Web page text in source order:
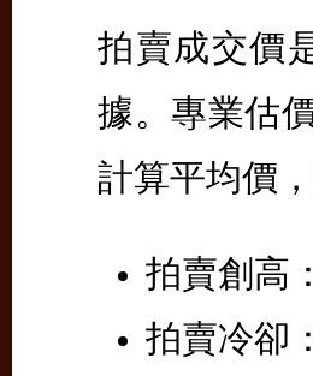
拍賣成交價
據。專業估
計算平均價
拍賣創高：
拍賣冷卻：